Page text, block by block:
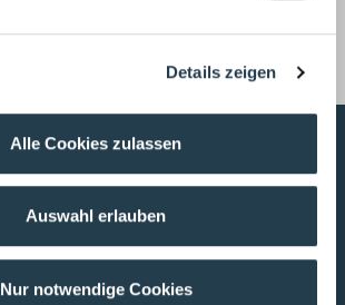
Details zeigen
Alle Cookies zulassen
Auswahl erlauben
Nur notwendige Cookies
Profil
Über WWS
WWS Standorte